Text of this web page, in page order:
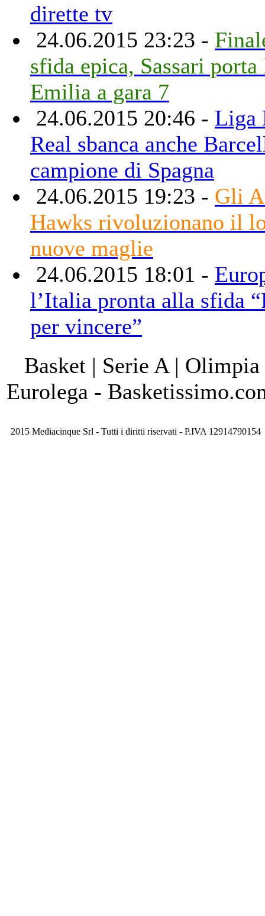
dirette tv
24.06.2015 23:23 -
sfida epica, Sassari porta
Emilia a gara 7
24.06.2015 20:46 - Liga
Real sbanca anche
campione di Spagna
24.06.2015 19:23 - Gli
Hawks rivoluzionano il
nuove maglie
24.06.2015 18:01 -
l’Italia pronta alla sfida
per vincere”
Basket | Serie A |
Eurolega -
2015 Mediacinque Srl - Tutti i diritti riservati - P.IVA 12914790154